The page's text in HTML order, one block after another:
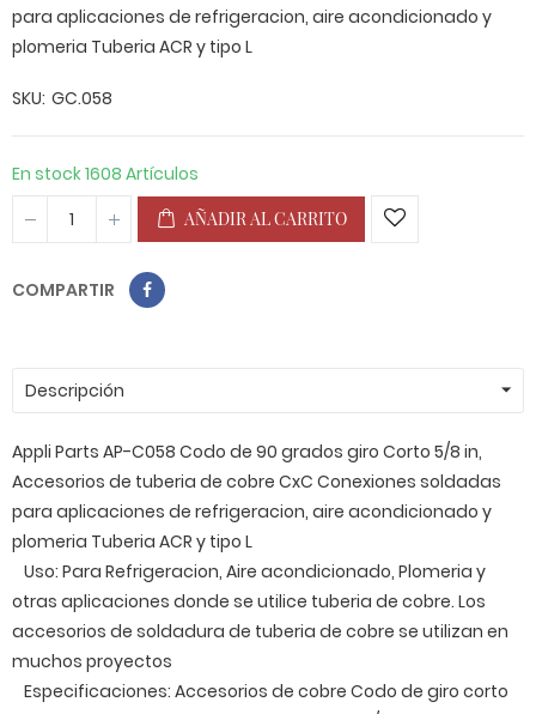
para aplicaciones de refrigeracion, aire acondicionado y
plomeria Tuberia ACR y tipo L
SKU GC.058
En stock1608 Artículos
AÑADIR AL CARRITO
COMPARTIR
Descripción
Appli Parts AP-C058 Codo de 90 grados giro Corto 5/8 in,
Accesorios de tuberia de cobre CxC Conexiones soldadas
para aplicaciones de refrigeracion, aire acondicionado y
plomeria Tuberia ACR y tipo L
Uso: Para Refrigeracion, Aire acondicionado, Plomeria y
otras aplicaciones donde se utilice tuberia de cobre. Los
accesorios de soldadura de tuberia de cobre se utilizan en
muchos proyectos
Especificaciones: Accesorios de cobre Codo de giro corto